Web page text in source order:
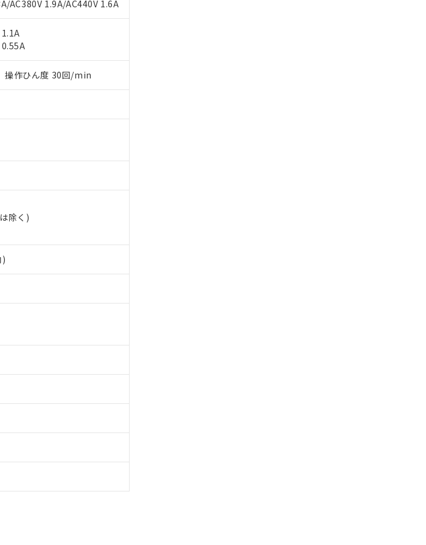
AC380V 1.9A/AC440V 1.6A
作ひん度 30回/min
除く)
取引・商談に必要な範囲で利用することをご了承くだ
用に関して"
過去に遡って非含有を証明するものではありません。
応では、対応完了までの期間は出荷製品に未対応品が
した。